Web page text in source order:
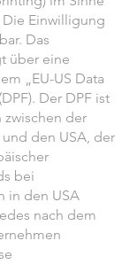
Die Einwilligung
Das
über eine
„EU-US Data
Der DPF ist
der
den USA, der
bei
in den USA
nach dem